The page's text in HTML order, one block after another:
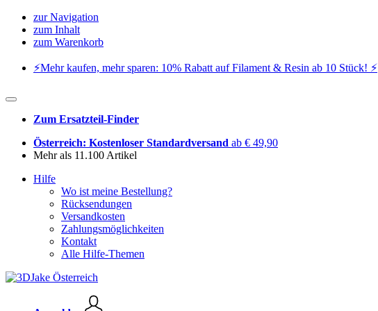
zur Navigation
zum Inhalt
zum Warenkorb
⚡️Mehr kaufen, mehr sparen: 10% Rabatt auf Filament & Resin ab 10 Stück! ⚡️
Zum Ersatzteil-Finder
Österreich: Kostenloser Standardversand ab € 49,90
Mehr als 11.100 Artikel
Hilfe
Wo ist meine Bestellung?
Rücksendungen
Versandkosten
Zahlungsmöglichkeiten
Kontakt
Alle Hilfe-Themen